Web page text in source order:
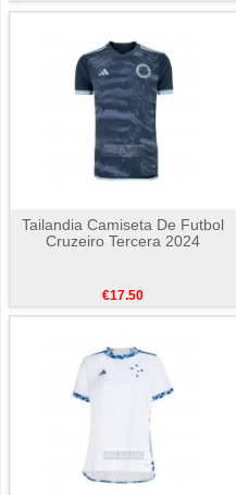
Tailandia Camiseta De Futbol
Cruzeiro Tercera 2024
€17.50